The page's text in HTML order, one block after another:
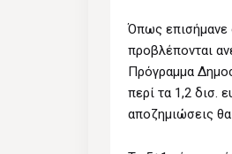
Όπως επισήμανε
προβλέπονται
Πρόγραμμα
περί τα 1,2 δισ.
αποζημιώσεις